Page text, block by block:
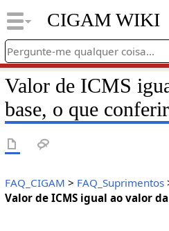
CIGAM WIKI
Valor de ICMS
base, o que
FAQ_CIGAM > FAQ_Suprimentos
Valor de ICMS igual ao valor